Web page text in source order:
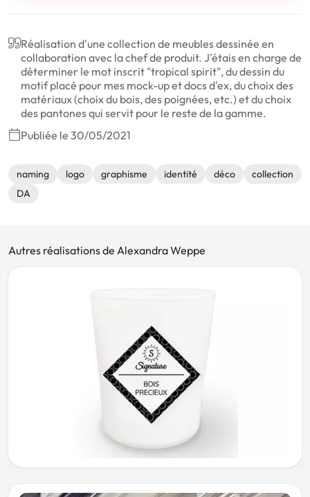
Réalisation d'une collection de meubles dessinée en
collaboration avec la chef de produit. J'étais en charge de
déterminer le mot inscrit "tropical spirit", du dessin du
motif placé pour mes mock-up et docs d'ex, du choix des
matériaux (choix du bois, des poignées, etc.) et du choix
des pantones qui servit pour le reste de la gamme.
Publiée le 30/05/2021
naming logo graphisme identité déco
collection
DA
Autres réalisations de Alexandra Weppe